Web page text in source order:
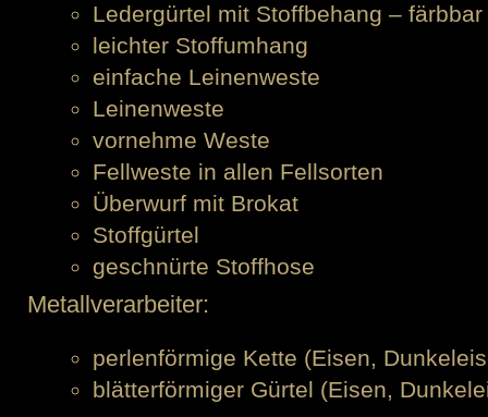
Ledergürtel mit Stoffbehang – färbbar
leichter Stoffumhang
einfache Leinenweste
Leinenweste
vornehme Weste
Fellweste in allen Fellsorten
Überwurf mit Brokat
Stoffgürtel
geschnürte Stoffhose
Metallverarbeiter:
perlenförmige Kette (Eisen,
blätterförmiger Gürtel (Eisen,